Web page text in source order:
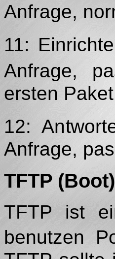
Anfrage,
11:
Anfrage,
ersten Paket
12:
Anfrage,
TFTP (Boot)
TFTP ist
benutzen